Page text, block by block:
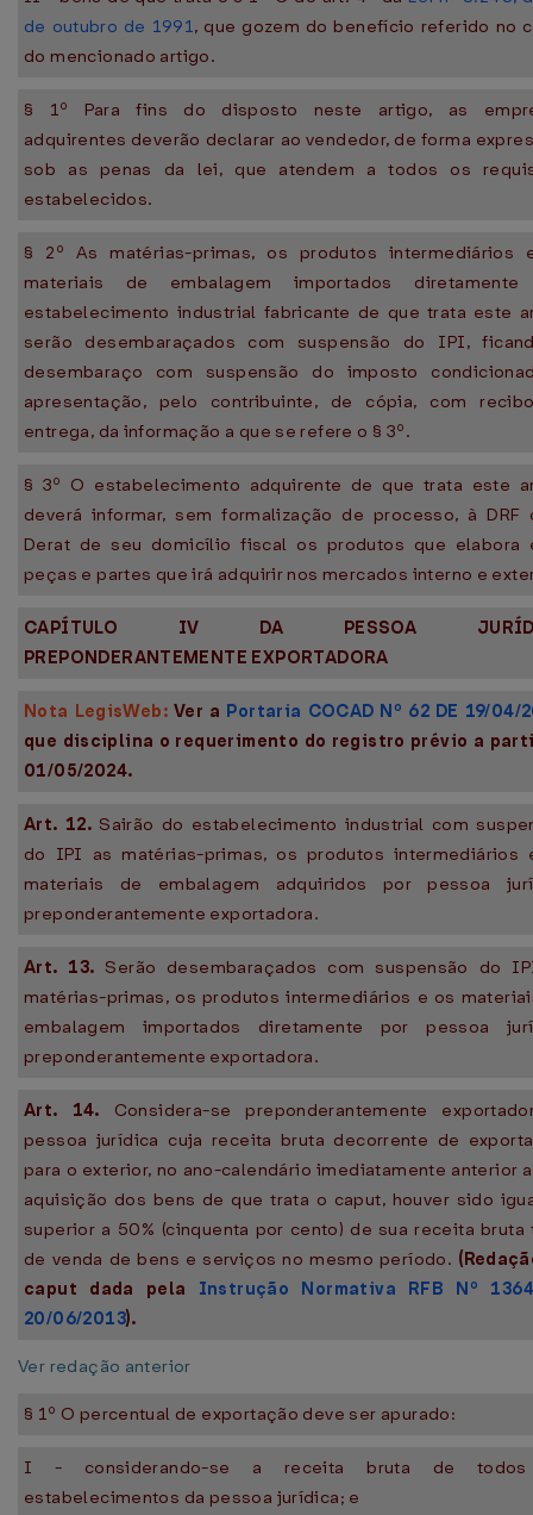
de outubro de 1991, que gozem do benefício referido no
do mencionado artigo.
§ 1º Para fins do disposto neste artigo, as
adquirentes deverão declarar ao vendedor, de forma
sob as penas da lei, que atendem a todos os
estabelecidos.
§ 2º As matérias-primas, os produtos intermediários
materiais de embalagem importados
estabelecimento industrial fabricante de que trata este
serão desembaraçados com suspensão do IPI,
desembaraço com suspensão do imposto
apresentação, pelo contribuinte, de cópia, com
entrega, da informação a que se refere o § 3º.
§ 3º O estabelecimento adquirente de que trata este
deverá informar, sem formalização de processo, à DRF
Derat de seu domicílio fiscal os produtos que elabora
peças e partes que irá adquirir nos mercados interno e
CAPÍTULO IV DA PESSOA
PREPONDERANTEMENTE EXPORTADORA
Nota LegisWeb: Ver a Portaria COCAD Nº 62 DE 19/04/
que disciplina o requerimento do registro prévio a
01/05/2024.
Art. 12. Sairão do estabelecimento industrial com
do IPI as matérias-primas, os produtos intermediários
materiais de embalagem adquiridos por pessoa
preponderantemente exportadora.
Art. 13. Serão desembaraçados com suspensão do
matérias-primas, os produtos intermediários e os
embalagem importados diretamente por pessoa
preponderantemente exportadora.
Art. 14. Considera-se preponderantemente
pessoa jurídica cuja receita bruta decorrente de
para o exterior, no ano-calendário imediatamente anterior
aquisição dos bens de que trata o caput, houver sido
superior a 50% (cinquenta por cento) de sua receita bruta
de venda de bens e serviços no mesmo período.
caput dada pela Instrução Normativa RFB Nº
20/06/2013).
Ver redação anterior
§ 1º O percentual de exportação deve ser apurado:
I - considerando-se a receita bruta de
estabelecimentos da pessoa jurídica; e